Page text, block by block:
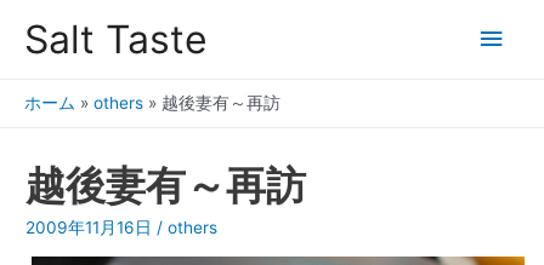
Salt Taste
ホーム » others » 越後妻有～再訪
越後妻有～再訪
2009年11月16日 /others